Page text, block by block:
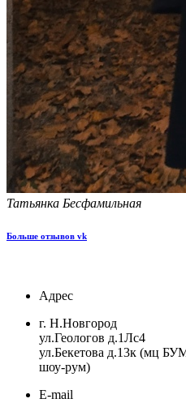
Татьянка Бесфамильная
Больше отзывов vk
Адрес
г. Н.Новгород
ул.Геологов д.1Лс4
ул.Бекетова д.13к (мц
шоу-рум)
E-mail